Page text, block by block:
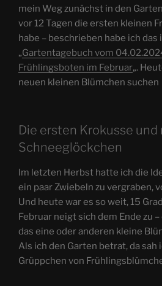
mein Weg zunächst in den
vor 12 Tagen die ersten kleinen
habe – beschrieben habe ich
„Gartentagebuch vom
Frühlingsboten im Februar„.
neuen kleinen Blümchen suchen
Die ersten Krokusse und
Schneeglöckchen
Im letzten Herbst hatte ich die
ein paar Zwiebeln zu vergraben,
Und heute war es so weit, 15
Februar neigt sich dem Ende zu
das eine oder anderen kleine
Als ich den Garten betrat, da sah
Grüppchen von